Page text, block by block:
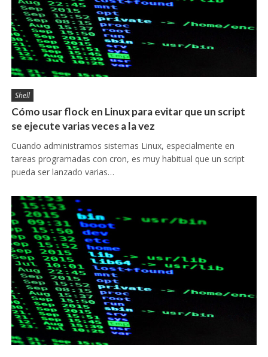
Shell
Cómo usar flock en Linux para evitar que un script
se ejecute varias veces a la vez
Cuando administramos sistemas Linux, especialmente en
tareas programadas con cron, es muy habitual que un script
pueda ser lanzado varias…